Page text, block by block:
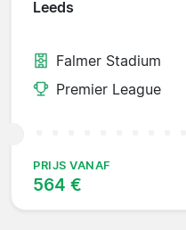
Leeds
Falmer Stadium
Premier League
PRIJS VANAF
564 €